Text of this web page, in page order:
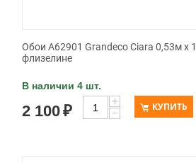
Обои A62901 Grandeco Ciara 0,53м x
флизелине
В наличии 4 шт.
2 100₽
+
−
КУПИТЬ